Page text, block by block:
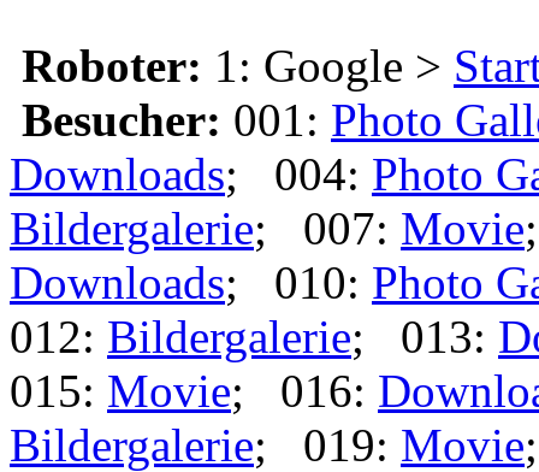
Roboter: 1: Google >
Besucher: 001: Photo
Downloads; 004: Photo
Bildergalerie; 007: Movie
Downloads; 010: Photo
012: Bildergalerie; 013:
015: Movie; 016:
Bildergalerie; 019: Movie